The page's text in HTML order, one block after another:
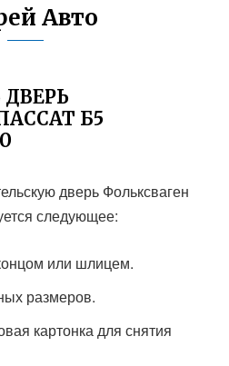
Авто
ДВЕРЬ
Б5
дверь Фольксваген
следующее:
или шлицем.
размеров.
картонка для снятия